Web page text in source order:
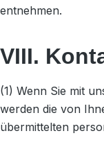
entnehmen.
VIII.
(1) Wenn Sie mit
werden die von
übermittelten